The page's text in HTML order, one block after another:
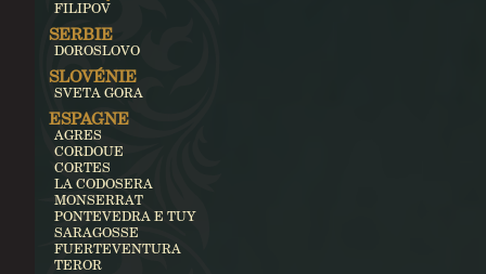
FILIPOV
SERBIE
DOROSLOVO
SLOVÉNIE
SVETA GORA
ESPAGNE
AGRES
CORDOUE
CORTES
LA CODOSERA
MONSERRAT
PONTEVEDRA E TUY
SARAGOSSE
FUERTEVENTURA
TEROR